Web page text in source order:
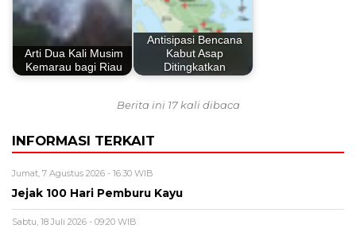
Arti Dua Kali Musim
Kemarau bagi Riau
Antisipasi Bencana
Kabut Asap
Ditingkatkan
Berita ini 17 kali dibaca
INFORMASI TERKAIT
Jumat, 7 Agustus 2026 - 16:30 WIB
Jejak 100 Hari Pemburu Kayu
Sabtu, 18 Juli 2026 - 09:20 WIB